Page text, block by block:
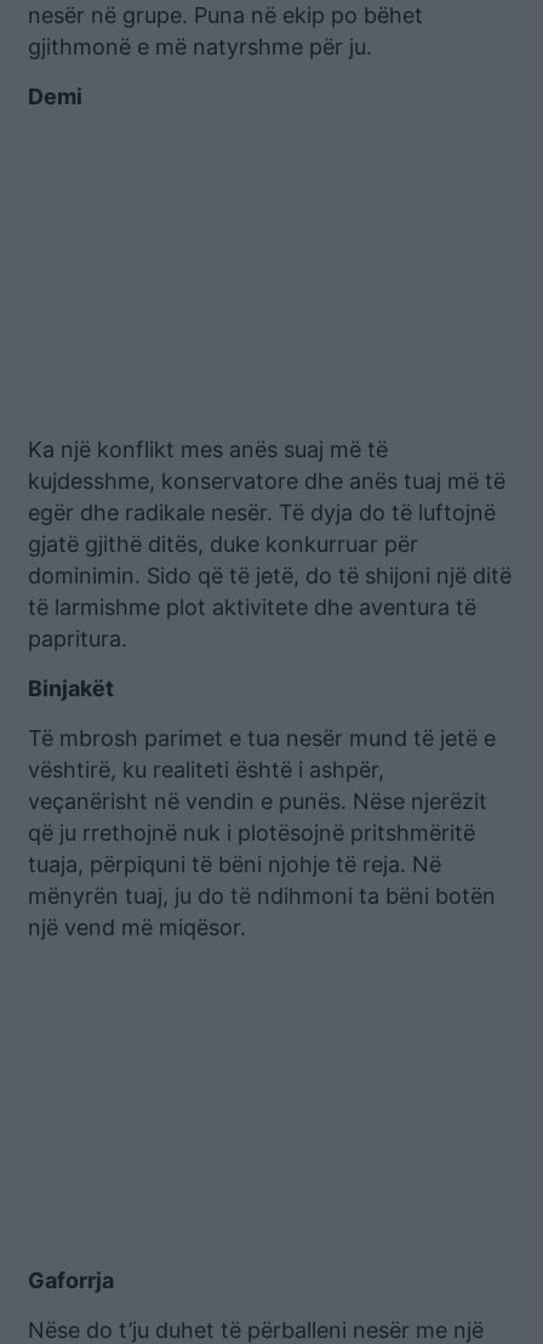
nesër në grupe. Puna në ekip po bëhet
gjithmonë e më natyrshme për ju.
Demi
Ka një konflikt mes anës suaj më të
kujdesshme, konservatore dhe anës tuaj më të
egër dhe radikale nesër. Të dyja do të luftojnë
gjatë gjithë ditës, duke konkurruar për
dominimin. Sido që të jetë, do të shijoni një ditë
të larmishme plot aktivitete dhe aventura të
papritura.
Binjakët
Të mbrosh parimet e tua nesër mund të jetë e
vështirë, ku realiteti është i ashpër,
veçanërisht në vendin e punës. Nëse njerëzit
që ju rrethojnë nuk i plotësojnë pritshmëritë
tuaja, përpiquni të bëni njohje të reja. Në
mënyrën tuaj, ju do të ndihmoni ta bëni botën
një vend më miqësor.
Gaforrja
Nëse do t’ju duhet të përballeni nesër me një